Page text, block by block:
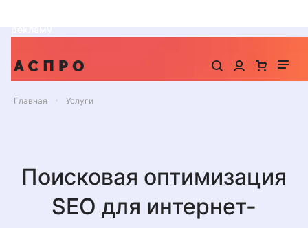
Главная Услуги
Поисковая оптимизация
SEO для интернет-